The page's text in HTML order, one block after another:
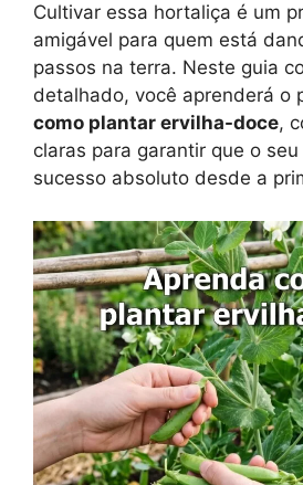
Cultivar essa hortaliça é um
amigável para quem está
passos na terra. Neste guia
detalhado, você aprenderá o
como plantar ervilha-doce,
claras para garantir que o
sucesso absoluto desde a